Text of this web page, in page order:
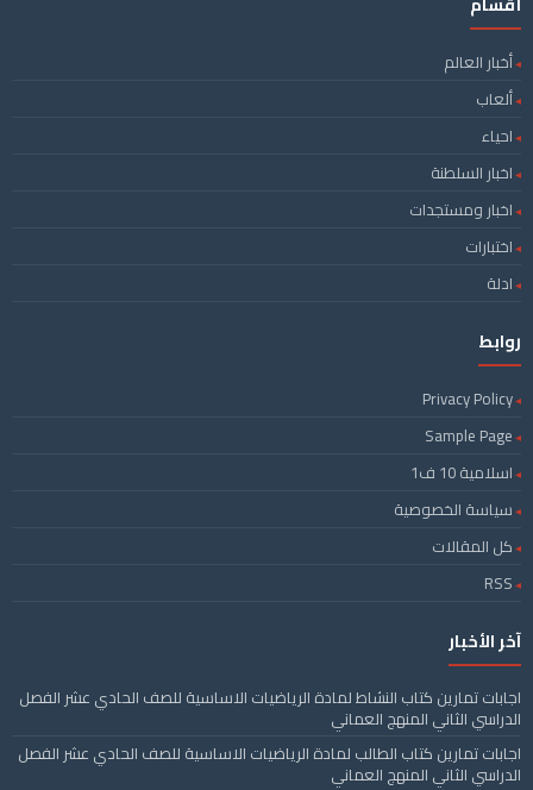
أخبار العالم
ألعاب
احياء
اخبار السلطنة
اخبار ومستجدات
اختبارات
ادلة
روابط
Privacy Policy
Sample Page
اسلامية 10 ف1
سياسة الخصوصية
كل المقالات
RSS
آخر الأخبار
اجابات تمارين كتاب النشاط لمادة الرياضيات الاساسية للصف الحادي عشر الفصل
الدراسي الثاني المنهج العماني
اجابات تمارين كتاب الطالب لمادة الرياضيات الاساسية للصف الحادي عشر الفصل
الدراسي الثاني المنهج العماني